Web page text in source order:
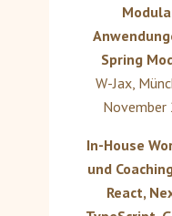
Spring
W-Jax
November
In-House
und
React,